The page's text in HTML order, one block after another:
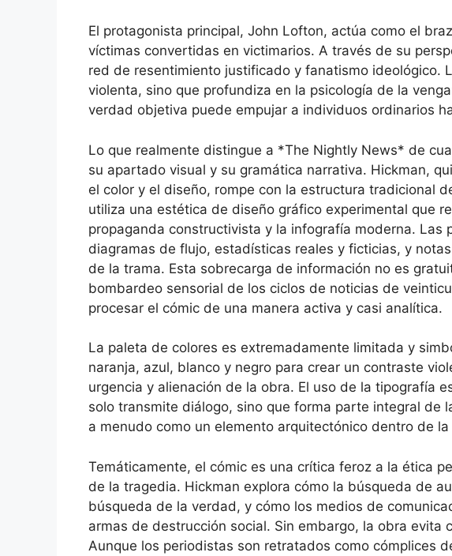
El protagonista principal, John Lofton, actúa como el
víctimas convertidas en victimarios. A través de su
red de resentimiento justificado y fanatismo ideológico.
violenta, sino que profundiza en la psicología de la
verdad objetiva puede empujar a individuos ordinarios
Lo que realmente distingue a *The Nightly News* de
su apartado visual y su gramática narrativa. Hickman,
el color y el diseño, rompe con la estructura tradicional
utiliza una estética de diseño gráfico experimental que
propaganda constructivista y la infografía moderna. Las
diagramas de flujo, estadísticas reales y ficticias, y
de la trama. Esta sobrecarga de información no es
bombardeo sensorial de los ciclos de noticias de
procesar el cómic de una manera activa y casi analítica.
La paleta de colores es extremadamente limitada y
naranja, azul, blanco y negro para crear un contraste
urgencia y alienación de la obra. El uso de la tipografía
solo transmite diálogo, sino que forma parte integral de
a menudo como un elemento arquitectónico dentro de la
Temáticamente, el cómic es una crítica feroz a la ética
de la tragedia. Hickman explora cómo la búsqueda de
búsqueda de la verdad, y cómo los medios de
armas de destrucción social. Sin embargo, la obra evita
Aunque los periodistas son retratados como cómplices